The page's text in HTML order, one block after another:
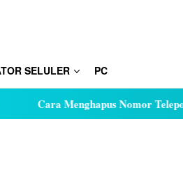
SELULER PC
Cara Menghapus Nomor Telepon Di